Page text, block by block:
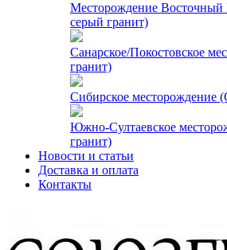
Месторождение Восточный
серый гранит)
Санарское/Покостовское
гранит)
Сибирское месторождение
Южно-Султаевское
гранит)
Новости и статьи
Доставка и оплата
Контакты